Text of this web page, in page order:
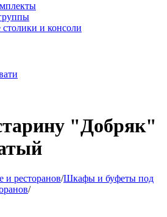
и консоли
"Добряк"
и ресторанов/Шкафы и буфеты под
/